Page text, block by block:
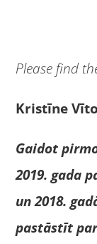
Please find
Kristīne
Gaidot
2019. gada
un 2018.
pastāstīt